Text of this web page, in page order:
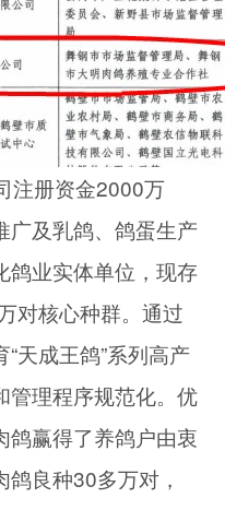
册资金2000万
广及乳鸽、鸽蛋生产
鸽业实体单位，现存
对核心种群。通过
天成王鸽”系列高产
管理程序规范化。优
鸽赢得了养鸽户由衷
良种30多万对，